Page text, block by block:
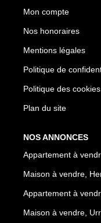
Mon compte
Nos honoraires
Mentions légales
Politique de
Politique des cookies
Plan du site
NOS ANNONCES
Appartement à
Maison à vendre,
Appartement à
Maison à vendre,